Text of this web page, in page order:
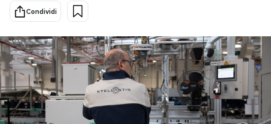
Scienza
Economia
Sport
Altrecose
Mondiali calcio 2026
PODCAST
Condividi